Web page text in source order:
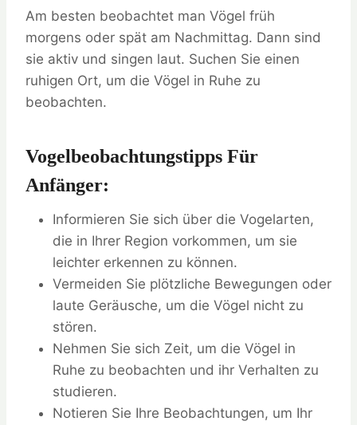
Am besten beobachtet man Vögel früh
morgens oder spät am Nachmittag. Dann sind
sie aktiv und singen laut. Suchen Sie einen
ruhigen Ort, um die Vögel in Ruhe zu
beobachten.
Vogelbeobachtungstipps Für
Anfänger:
Informieren Sie sich über die Vogelarten,
die in Ihrer Region vorkommen, um sie
leichter erkennen zu können.
Vermeiden Sie plötzliche Bewegungen oder
laute Geräusche, um die Vögel nicht zu
stören.
Nehmen Sie sich Zeit, um die Vögel in
Ruhe zu beobachten und ihr Verhalten zu
studieren.
Notieren Sie Ihre Beobachtungen, um Ihr